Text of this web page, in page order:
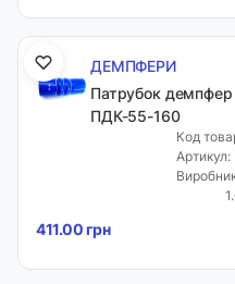
ДЕМПФЕРИ
Патрубок демпфер
ПДК-55-160
Код
411.00 грн